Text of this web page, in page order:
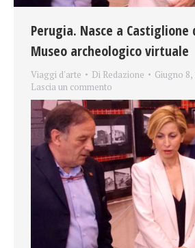
Perugia. Nasce a Castiglione
Museo archeologico virtuale
Viaggi d'arte Di Redazione
Giugno 8,
Lascia un commento